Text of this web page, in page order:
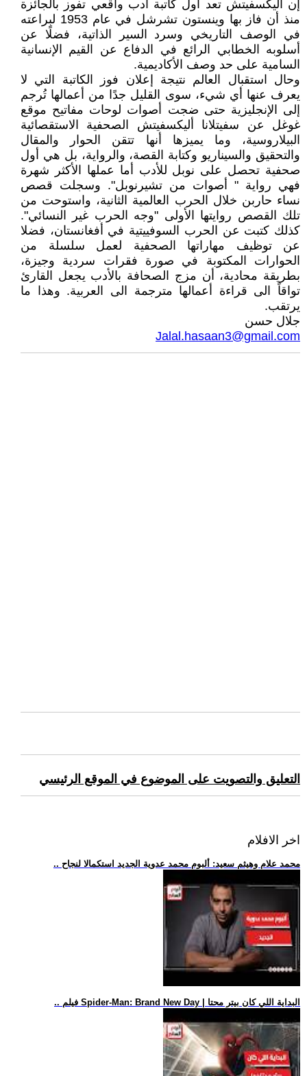
إن أليكسفيتش تعد أول كاتبة أدب واقعي تفوز بالجائزة
منذ أن فاز بها وينستون تشرشل في عام 1953 لبراعته
في الوصف التاريخي وسرد السير الذاتية، فضلًا عن
أسلوبه الخطابي الرائع في الدفاع عن القيم الإنسانية
السامية على حد وصف الأكاديمية.
وحال استقبال العالم نتيجة إعلان فوز الكاتبة التي لا
يعرف عنها أي شيء، سوى القليل جدًا من أعمالها تُرجم
إلى الإنجليزية حتى ضجت أصوات لوحات مفاتيح موقع
غوغل عن سفيتلانا أليكسفيتش الصحفية الاستقصائية
البيلاروسية، وما يميزها أنها تتقن الحوار والمقال
والتحقيق والسيناريو وكتابة القصة، والرواية، بل هي أول
صحفية تحصل على نوبل للأدب أما عملها الأكثر شهرة
فهي رواية " أصوات من تشيرنوبل". وسجلت قصص
نساء حاربن خلال الحرب العالمية الثانية، واستوحت من
تلك القصص روايتها الأولى "وجه الحرب غير النسائي".
كذلك كتبت عن الحرب السوفييتية في أفغانستان، فضلا
عن توظيف مهاراتها الصحفية لعمل سلسلة من
الحوارات المكتوبة في صورة فقرات سردية وجيزة،
بطريقة محادية، أن مزج الصحافة بالأدب يجعل القارئ
تواقاً الى قراءة أعمالها مترجمة الى العربية. وهذا ما
يرتقب.
جلال حسن
Jalal.hasaan3@gmail.com
التعليق والتصويت على الموضوع في الموقع الرئيسي
اخر الافلام
.. محمد علام وهيثم سعيد: ألبوم محمد عدوية الجديد استكمالا لنجاح
.. فيلم Spider-Man: Brand New Day | البداية اللي كان بيتر محتا